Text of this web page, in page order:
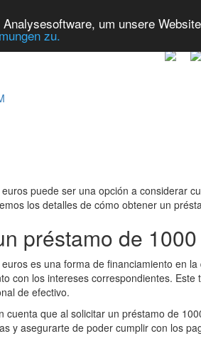
um unsere
zu.
puede ser una opción a considerar
los detalles de cómo obtener un
préstamo de
es una forma de financiamiento en la
con los intereses correspondientes.
de efectivo.
cuenta que al solicitar un préstamo de
y asegurarte de poder cumplir con los